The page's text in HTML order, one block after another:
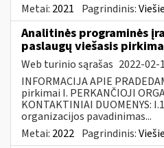
Metai: 2021 Pagrindinis:
Analitinės programinės
paslaugų viešasis
Web turinio sąrašas 2022-02-
INFORMACIJA APIE
pirkimai I. PERKANČIOJI
KONTAKTINIAI DUOMENYS:
organizacijos pavadinimas...
Metai: 2022 Pagrindinis: